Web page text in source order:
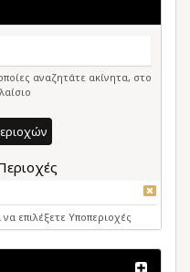
αναζητάτε ακίνητα, στο
επιλέξετε Υποπεριοχές